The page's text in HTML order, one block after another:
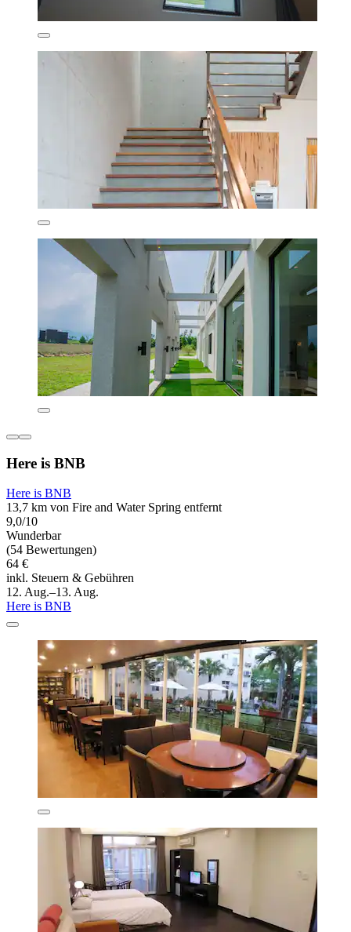
Here is BNB
Here is BNB
13,7 km von Fire and Water Spring entfernt
9,0/10
Wunderbar
(54 Bewertungen)
64 €
inkl. Steuern & Gebühren
12. Aug.–13. Aug.
Here is BNB